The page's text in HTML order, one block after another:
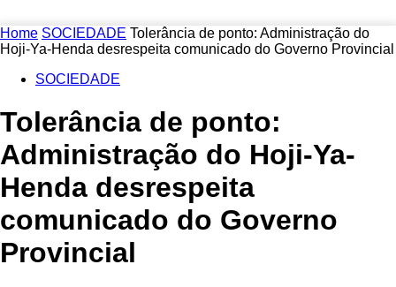
Home SOCIEDADE Tolerância de ponto: Administração do
Hoji-Ya-Henda desrespeita comunicado do Governo Provincial
SOCIEDADE
Tolerância de ponto:
Administração do Hoji-Ya-
Henda desrespeita
comunicado do Governo
Provincial